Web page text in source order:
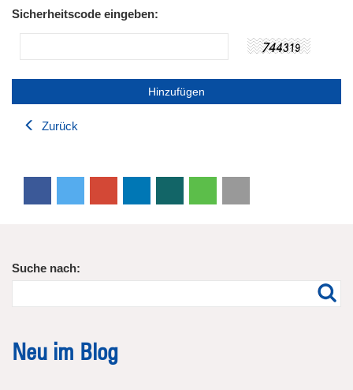
Sicherheitscode eingeben:
Zurück
Suche nach:
Neu im Blog